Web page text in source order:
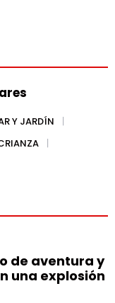
Y JARDÍN
de aventura y
una explosión